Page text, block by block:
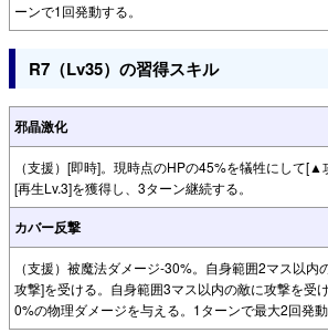
ーンで1回発動する。
R7（Lv35）の習得スキル
邪晶激化
（支援）[即時]。現時点のHPの45%を犠牲にして[▲
[再生Lv.3]を獲得し、3ターン継続する。
カバー反撃
（支援）被魔法ダメージ-30%。自身範囲2マス以内
攻撃]を受ける。自身範囲3マス以内の敵に攻撃を受
0%の物理ダメージを与える。1ターンで最大2回発動